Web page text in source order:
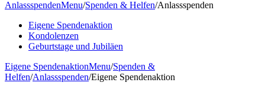
AnlassspendenMenu/Spenden & Helfen/Anlassspenden
Eigene Spendenaktion
Kondolenzen
Geburtstage und Jubiläen
Eigene SpendenaktionMenu/Spenden &
Helfen/Anlassspenden/Eigene Spendenaktion